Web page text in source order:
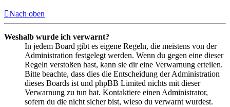
Nach oben
Weshalb wurde ich verwarnt?
In jedem Board gibt es eigene Regeln, die meistens von der
Administration festgelegt werden. Wenn du gegen eine dieser
Regeln verstoßen hast, kann sie dir eine Verwarnung erteilen.
Bitte beachte, dass dies die Entscheidung der Administration
dieses Boards ist und phpBB Limited nichts mit dieser
Verwarnung zu tun hat. Kontaktiere einen Administrator,
sofern du die nicht sicher bist, wieso du verwarnt wurdest.